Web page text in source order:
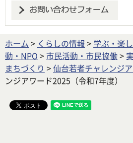
ホーム > くらしの情報 > 学ぶ・楽
動・NPO >市民活動・市民協働>
まちづくり >仙台若者チャレンジ
ンジアワード2025（令和7年度）